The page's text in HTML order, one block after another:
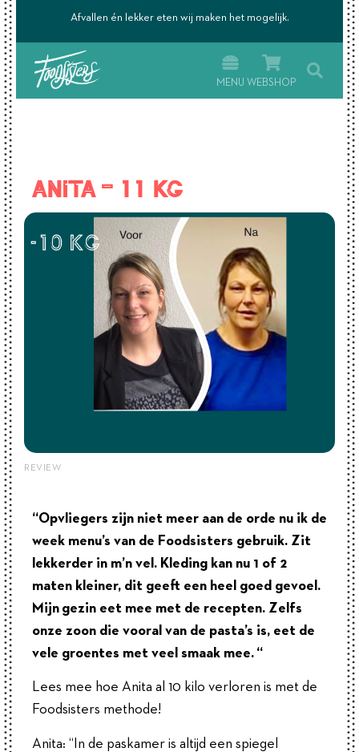
Afvallen én lekker eten wij maken het mogelijk.
MENU WEBSHOP
Anita – 11 kg
REVIEW
“Opvliegers zijn niet meer aan de orde nu ik de
week menu’s van de Foodsisters gebruik. Zit
lekkerder in m’n vel. Kleding kan nu 1 of 2
maten kleiner, dit geeft een heel goed gevoel.
Mijn gezin eet mee met de recepten. Zelfs
onze zoon die vooral van de pasta’s is, eet de
vele groentes met veel smaak mee. “
Lees mee hoe Anita al 10 kilo verloren is met de
Foodsisters methode!
Anita: “In de paskamer is altijd een spiegel